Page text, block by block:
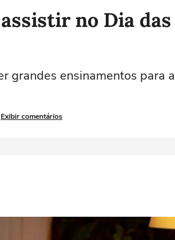
no Dia das
grandes ensinamentos para a
Exibir comentários